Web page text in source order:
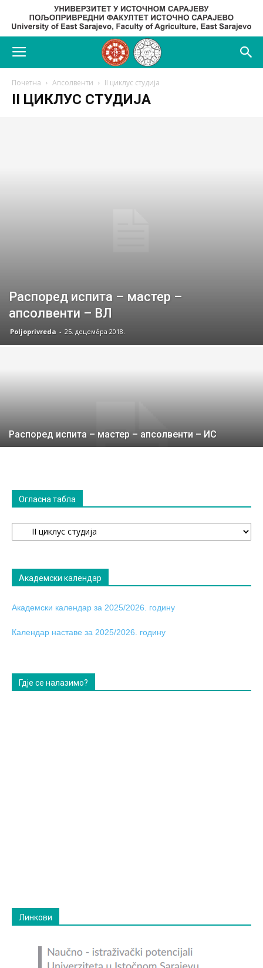
Почетна Апсолвенти II циклус студија
II ЦИКЛУС СТУДИЈА
Распоред испита – мастер –
апсолвенти – ВЛ
Poljoprivreda - 25. децембра 2018.
Распоред испита – мастер – апсолвенти – ИС
Огласна табла
Огласна
табла
Академски календар
Академски календар за 2025/2026. годину
Календар наставе за 2025/2026. годину
Гдје се налазимо?
Линкови